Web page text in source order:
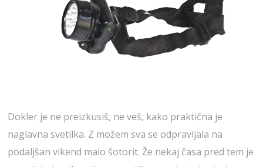
Dokler je ne preizkusiš, ne veš, kako praktična je
naglavna svetilka. Z možem sva se odpravljala na
podaljšan vikend malo šotorit. Že nekaj časa pred tem je